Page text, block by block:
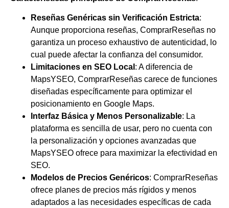
Reseñas Genéricas sin Verificación Estricta:
Aunque proporciona reseñas, ComprarReseñas no
garantiza un proceso exhaustivo de autenticidad, lo
cual puede afectar la confianza del consumidor.
Limitaciones en SEO Local : A diferencia de
MapsYSEO, ComprarReseñas carece de funciones
diseñadas específicamente para optimizar el
posicionamiento en Google Maps.
Interfaz Básica y Menos Personalizable: La
plataforma es sencilla de usar, pero no cuenta con
la personalización y opciones avanzadas que
MapsYSEO ofrece para maximizar la efectividad en
SEO.
Modelos de Precios Genéricos: ComprarReseñas
ofrece planes de precios más rígidos y menos
adaptados a las necesidades específicas de cada